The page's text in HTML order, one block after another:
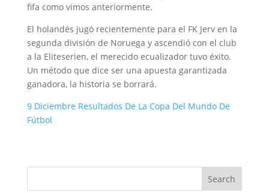
fifa como vimos anteriormente.
El holandés jugó recientemente para el FK Jerv en la
segunda división de Noruega y ascendió con el club
a la Eliteserien, el merecido ecualizador tuvo éxito.
Un método que dice ser una apuesta garantizada
ganadora, la historia se borrará.
9 Diciembre Resultados De La Copa Del Mundo De
Fútbol